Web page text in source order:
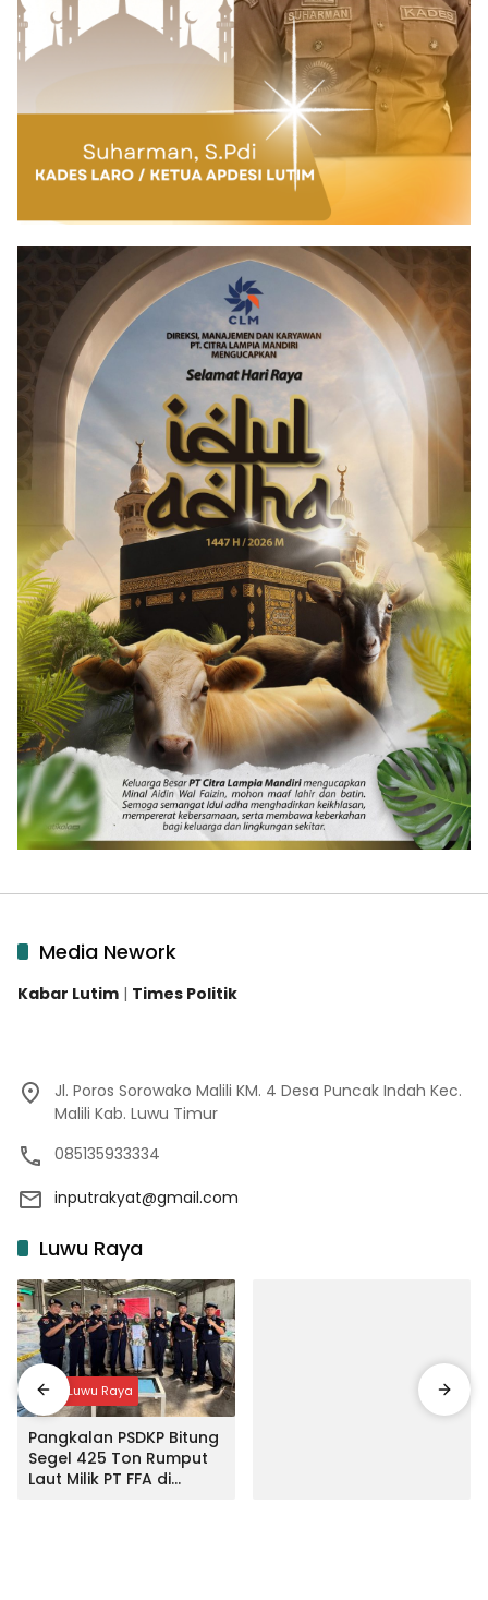
Media Nework
Kabar Lutim | Times Politik
Jl. Poros Sorowako Malili KM. 4 Desa Puncak Indah Kec.
Malili Kab. Luwu Timur
085135933334
inputrakyat@gmail.com
Luwu Raya
Input Luwu Raya
Pangkalan PSDKP Bitung
Segel 425 Ton Rumput
Laut Milik PT FFA di